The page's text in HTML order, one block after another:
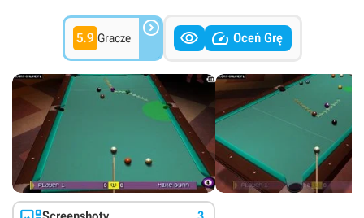
5.9 Gracze    Oceń Grę